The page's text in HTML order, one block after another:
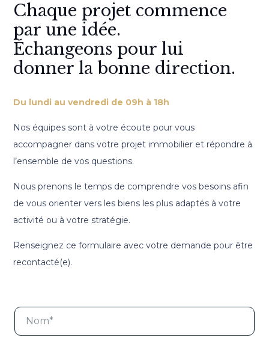
Chaque projet commence
par une idée.
Échangeons pour lui
donner la bonne direction.
Du lundi au vendredi de 09h à 18h
Nos équipes sont à votre écoute pour vous
accompagner dans votre projet immobilier et répondre à
l’ensemble de vos questions.
Nous prenons le temps de comprendre vos besoins afin
de vous orienter vers les biens les plus adaptés à votre
activité ou à votre stratégie.
Renseignez ce formulaire avec votre demande pour être
recontacté(e).
N
m